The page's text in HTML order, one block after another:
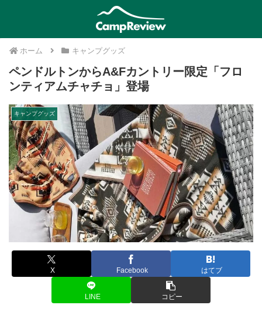
ホーム キャンプグッズ
ペンドルトンからA&Fカントリー限定「フロ
ンティアムチャチョ」登場
キャンプグッズ
X Facebook はてブ
LINE コピー